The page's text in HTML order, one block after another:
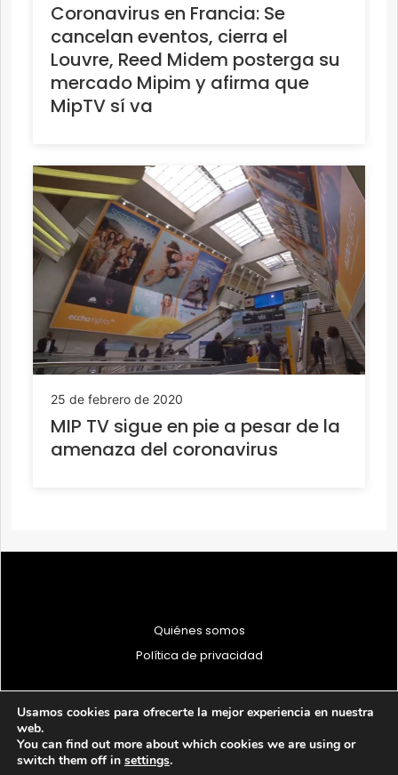
Coronavirus en Francia: Se
cancelan eventos, cierra el
Louvre, Reed Midem posterga su
mercado Mipim y afirma que
MipTV sí va
25 de febrero de 2020
MIP TV sigue en pie a pesar de la
amenaza del coronavirus
Quiénes somos
Política de privacidad
© 1997 - 2026 PRODU - Todos los derechos reservados
Usamos cookies para ofrecerte la mejor experiencia en nuestra
web.
You can find out more about which cookies we are using or
switch them off in settings.